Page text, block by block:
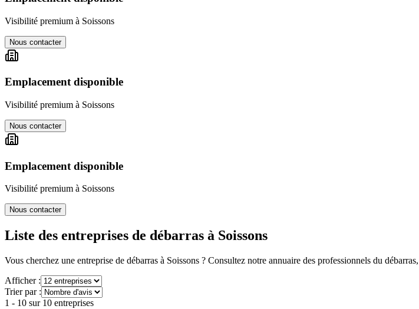
Visibilité premium à Soissons
Nous contacter
Emplacement disponible
Visibilité premium à Soissons
Nous contacter
Emplacement disponible
Visibilité premium à Soissons
Nous contacter
Liste des entreprises de débarras à Soissons
Vous cherchez une entreprise de débarras à Soissons ? Consultez notre annuaire des professionnels du
Afficher :
Trier par :
1 - 10 sur 10 entreprises